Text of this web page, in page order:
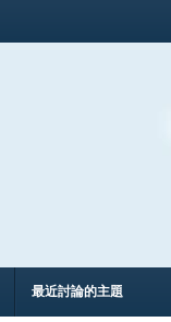
最近討論的主題